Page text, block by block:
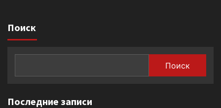
Поиск
Поиск
Последние записи